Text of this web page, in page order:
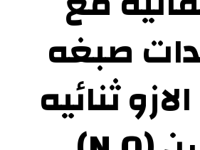
صبغه
ثنائيه